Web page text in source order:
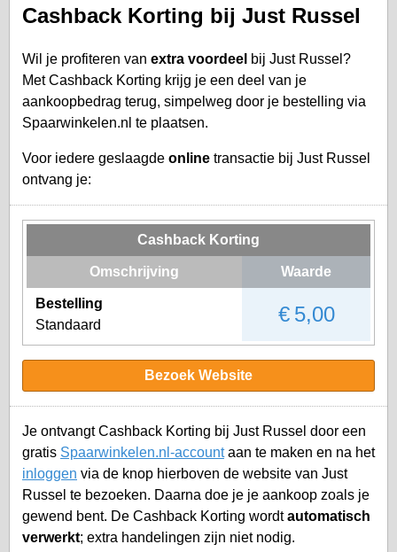
Cashback Korting bij Just Russel
Wil je profiteren van extra voordeel bij Just Russel?
Met Cashback Korting krijg je een deel van je
aankoopbedrag terug, simpelweg door je bestelling via
Spaarwinkelen.nl te plaatsen.
Voor iedere geslaagde online transactie bij Just Russel
ontvang je:
Cashback Korting
Omschrijving Waarde
Bestelling
Standaard
€ 5,00
Bezoek Website
Je ontvangt Cashback Korting bij Just Russel door een
gratis Spaarwinkelen.nl-accountaan te maken en na het
inloggen via de knop hierboven de website van Just
Russel te bezoeken. Daarna doe je je aankoop zoals je
gewend bent. De Cashback Korting wordtautomatisch
verwerkt; extra handelingen zijn niet nodig.